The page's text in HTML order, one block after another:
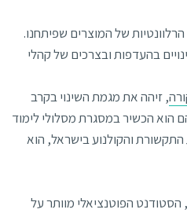
של המוצרים שפיתחנו.
בהעדפות ובצרכים של קהלי
, זיהה את מגמת השינוי בקרב
4 עשורים בהם הוא הכשיר במסגרת מסלולי לימוד
והקולנוע בישראל, הוא
הפוטנציאלי מוותר על